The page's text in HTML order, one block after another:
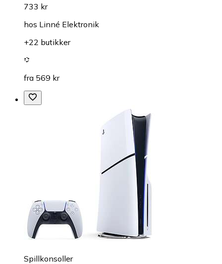
733 kr
hos Linné Elektronik
+22 butikker
fra 569 kr
Spillkonsoller